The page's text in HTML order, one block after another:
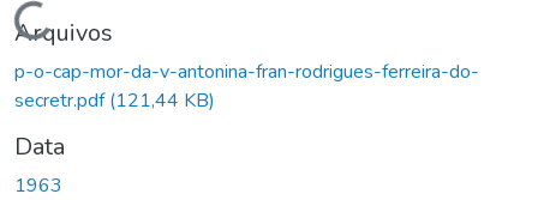
Carregando...
Arquivos
p-o-cap-mor-da-v-antonina-fran-rodrigues-ferreira-do-
secretr.pdf(121,44 KB)
Data
1963